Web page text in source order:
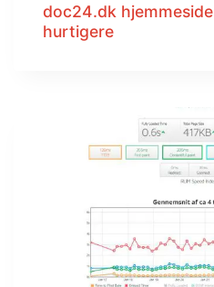
doc24.dk
hurtigere